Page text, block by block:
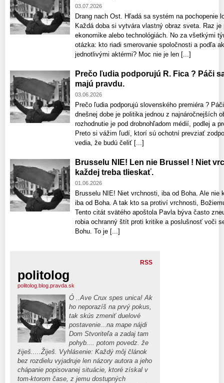
03.07.2026
Drang nach Ost. Hľadá sa systém na pochopenie
Každá doba si vytvára vlastný obraz sveta. Raz
ekonomike alebo technológiách. No za všetkými
otázka: kto riadi smerovanie spoločnosti a podľa
jednotlivými aktérmi? Moc nie je len [...]
Prečo ľudia podporujú R. Fica ? Páči
majú pravdu.
03.06.2026
Prečo ľudia podporujú slovenského premiéra ?
dnešnej dobe je politika jednou z najnáročnejších
rozhodnutie je pod drobnohľadom médií, podlej a
Preto si vážim ľudí, ktorí sú ochotní prevziať
vedia, že budú čeliť [...]
Brusselu NIE! Len nie Brussel ! Niet
každej treba tlieskať.
01.06.2026
Brusselu NIE! Niet vrchnosti, iba od Boha. Ale nie
iba od Boha. A tak kto sa protiví vrchnosti,
Tento citát svätého apoštola Pavla býva často
robia ochranný štít proti kritike a poslušnosť voči
Bohu. To je [...]
RSS
politolog
politolog.blog.pravda.sk
Ó ..Ave Crux spes unica! Ak
ho neporazíš na prvý pokus,
tak skús zmeniť duelové
postavenie...na mape nájdi
Dom Stvoriteľa a zadaj tam
pohyb.... potom povedz. že
žiješ.....Žiješ. Vyhlásenie: Každý môj článok
bez rozdielu vyjadruje len názory autora a jeho
chápanie popisovanej situácie, ktoré získal v
tom-ktorom čase, z jemu dostupných